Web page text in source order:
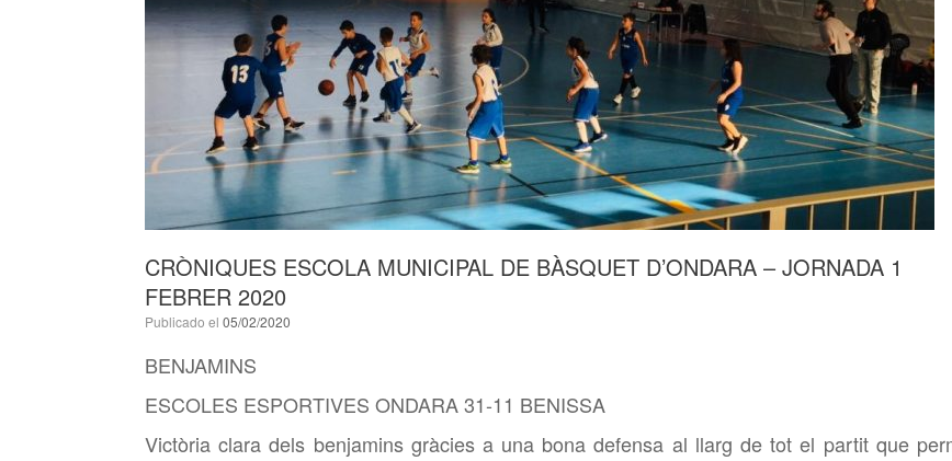
CRÒNIQUES ESCOLA MUNICIPAL DE BÀSQUET D’ONDARA – JORNADA 1
FEBRER 2020
Publicado el 05/02/2020
BENJAMINS
ESCOLES ESPORTIVES ONDARA 31-11 BENISSA
Victòria clara dels benjamins gràcies a una bona defensa al llarg de tot el partit que